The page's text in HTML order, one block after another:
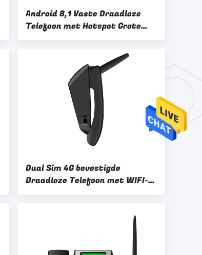
Android 8,1 Vaste Draadloze
Telefoon met Hotspot Grote
Vertoning
Dual Sim 4G bevestigde
Draadloze Telefoon met WIFI-
Hotspot MP3 FMradio